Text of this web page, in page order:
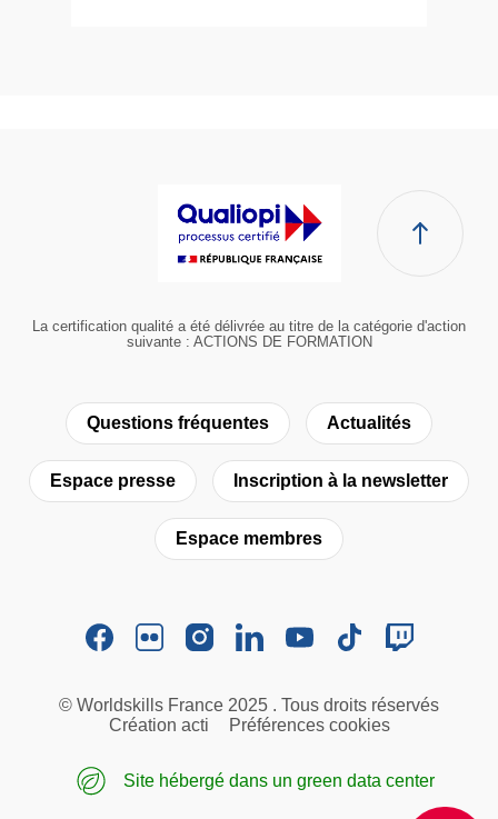
La certification qualité a été délivrée au titre de la catégorie d'action
suivante : ACTIONS DE FORMATION
Questions fréquentes Actualités
Espace presse Inscription à la newsletter
Espace membres
© Worldskills France 2025 . Tous droits réservés
Création acti
Préférences cookies
Site hébergé dans un green data center